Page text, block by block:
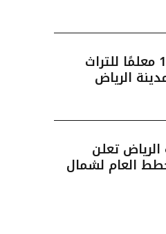
إنجاز تسجيل وترميز 180 معلمًا للتراث
الرياض
الرياض تعلن
العام لشمال